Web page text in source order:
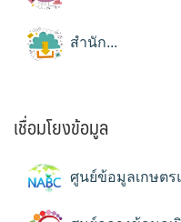
สำนัก...
เชื่อมโยงข้อมูล
ศูนย์ข้อมูลเกษตร